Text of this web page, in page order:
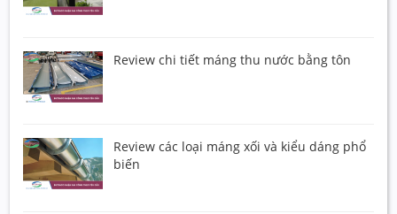
Review chi tiết máng thu nước bằng tôn
Review các loại máng xối và kiểu dáng phổ
biến